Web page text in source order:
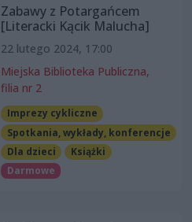
Zabawy z Potargańcem
[Literacki Kącik Malucha]
22 lutego 2024, 17:00
Miejska Biblioteka Publiczna,
filia nr 2
Imprezy cykliczne
Spotkania, wykłady, konferencje
Dla dzieci
Książki
Darmowe